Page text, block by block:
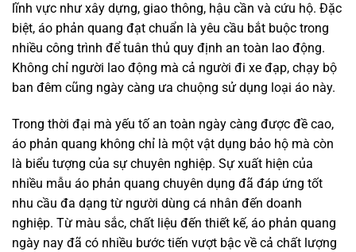
lĩnh vực như xây dựng, giao thông, hậu cần và cứu hộ. Đặc
biệt, áo phản quang đạt chuẩn là yêu cầu bắt buộc trong
nhiều công trình để tuân thủ quy định an toàn lao động.
Không chỉ người lao động mà cả người đi xe đạp, chạy bộ
ban đêm cũng ngày càng ưa chuộng sử dụng loại áo này.
Trong thời đại mà yếu tố an toàn ngày càng được đề cao,
áo phản quang không chỉ là một vật dụng bảo hộ mà còn
là biểu tượng của sự chuyên nghiệp. Sự xuất hiện của
nhiều mẫu áo phản quang chuyên dụng đã đáp ứng tốt
nhu cầu đa dạng từ người dùng cá nhân đến doanh
nghiệp. Từ màu sắc, chất liệu đến thiết kế, áo phản quang
ngày nay đã có nhiều bước tiến vượt bậc về cả chất lượng